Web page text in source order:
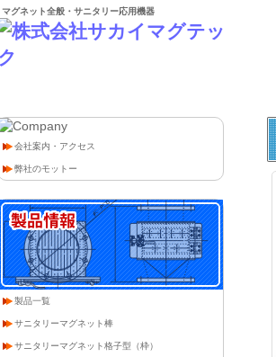
マグネット全般・サニタリー応用機器
会社案内・アクセス
弊社のモットー
製品一覧
サニタリーマグネット棒
サニタリーマグネット格子型（枠）